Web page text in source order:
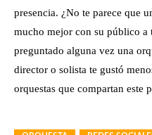
presencia. ¿No te parece que
mucho mejor con su público a
preguntado alguna vez una
director o solista te gustó
orquestas que compartan este